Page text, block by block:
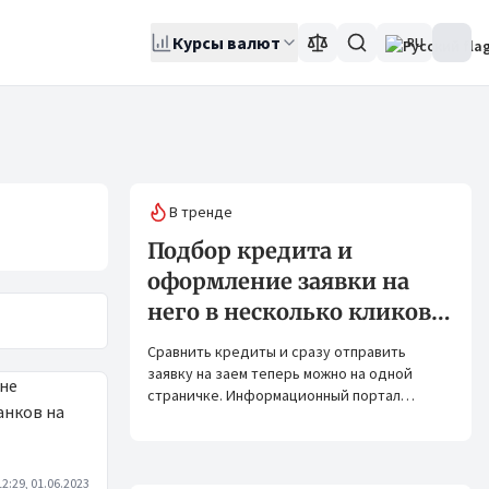
Курсы валют RU
01.06.2023
В тренде
Подбор кредита и
оформление заявки на
него в несколько кликов:
Banks.kg и Bank.kg стали
партнерами
Сравнить кредиты и сразу отправить
заявку на заем теперь можно на одной
страничке. Информационный портал